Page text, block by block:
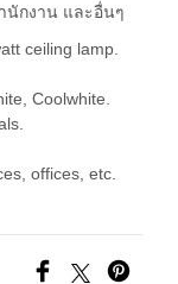
นักงาน และอื่นๆ
ceiling lamp.
Coolwhite.
offices, etc.